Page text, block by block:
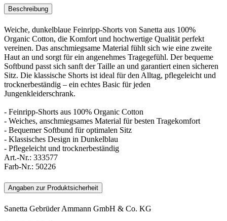
Beschreibung
Weiche, dunkelblaue Feinripp-Shorts von Sanetta aus 100%
Organic Cotton, die Komfort und hochwertige Qualität perfekt
vereinen. Das anschmiegsame Material fühlt sich wie eine zweite
Haut an und sorgt für ein angenehmes Tragegefühl. Der bequeme
Softbund passt sich sanft der Taille an und garantiert einen sicheren
Sitz. Die klassische Shorts ist ideal für den Alltag, pflegeleicht und
trocknerbeständig – ein echtes Basic für jeden
Jungenkleiderschrank.
- Feinripp-Shorts aus 100% Organic Cotton
- Weiches, anschmiegsames Material für besten Tragekomfort
- Bequemer Softbund für optimalen Sitz
- Klassisches Design in Dunkelblau
- Pflegeleicht und trocknerbeständig
Art.-Nr.: 333577
Farb-Nr.: 50226
Angaben zur Produktsicherheit
Sanetta Gebrüder Ammann GmbH & Co. KG